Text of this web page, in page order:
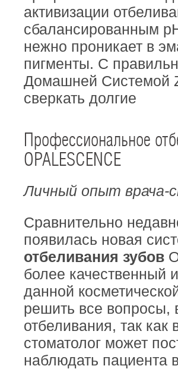
активизации
сбалансированным
нежно проникает в
пигменты. С
Домашней Системой
сверкать долгие
Профессиональное
OPALESCENCE
Личный опыт
Сравнительно
появилась новая
отбеливания зубов
более качественный
данной
решить все вопросы,
отбеливания, так
стоматолог может
наблюдать пациента